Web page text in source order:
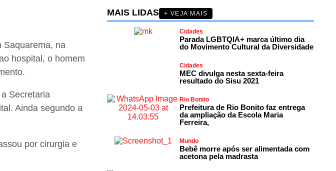
Saquarema, na
hospital, o homem
Secretaria
Ainda segundo a
por cirurgia e
MAIS LIDAS + VEJA MAIS
Cidades
Parada LGBTQIA+ marca último dia
do Movimento Cultural da Diversidade
Cidades
MEC divulga nesta sexta-feira
resultado do Sisu 2021
Rio Bonito
Prefeitura de Rio Bonito faz entrega
da ampliação da Escola Maria
Ferreira,
Mundo
Bebê morre após ser alimentada com
acetona pela madrasta